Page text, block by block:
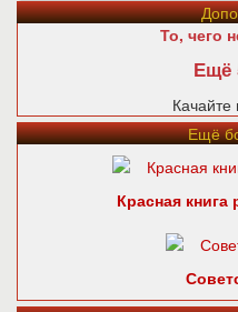
То, чего
Ещё
Качайте
Ещё
Красная